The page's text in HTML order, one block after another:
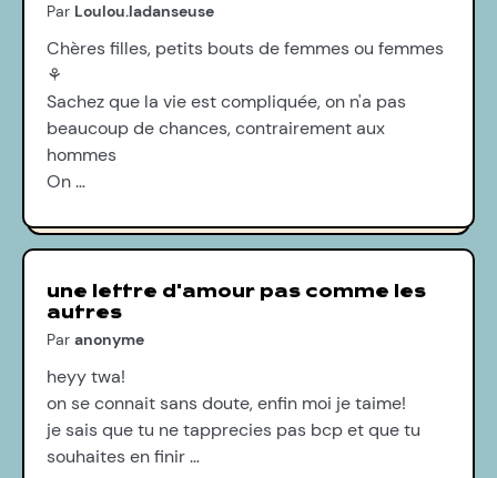
Par Loulou.ladanseuse
Chères filles, petits bouts de femmes ou femmes
⚘
Sachez que la vie est compliquée, on n'a pas
beaucoup de chances, contrairement aux
hommes
On …
une lettre d'amour pas comme les
autres
Par anonyme
heyy twa!
on se connait sans doute, enfin moi je taime!
je sais que tu ne tapprecies pas bcp et que tu
souhaites en finir …